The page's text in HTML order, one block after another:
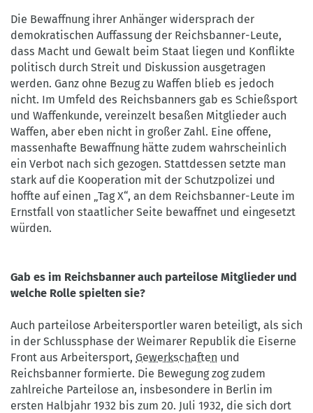
Die Bewaffnung ihrer Anhänger widersprach der
demokratischen Auffassung der Reichsbanner-Leute,
dass Macht und Gewalt beim Staat liegen und Konflikte
politisch durch Streit und Diskussion ausgetragen
werden. Ganz ohne Bezug zu Waffen blieb es jedoch
nicht. Im Umfeld des Reichsbanners gab es Schießsport
und Waffenkunde, vereinzelt besaßen Mitglieder auch
Waffen, aber eben nicht in großer Zahl. Eine offene,
massenhafte Bewaffnung hätte zudem wahrscheinlich
ein Verbot nach sich gezogen. Stattdessen setzte man
stark auf die Kooperation mit der Schutzpolizei und
hoffte auf einen „Tag X“, an dem Reichsbanner-Leute im
Ernstfall von staatlicher Seite bewaffnet und eingesetzt
würden.
Gab es im Reichsbanner auch parteilose Mitglieder und
welche Rolle spielten sie?
Auch parteilose Arbeitersportler waren beteiligt, als sich
in der Schlussphase der Weimarer Republik die Eiserne
Front aus Arbeitersport, Gewerkschaften und
Reichsbanner formierte. Die Bewegung zog zudem
zahlreiche Parteilose an, insbesondere in Berlin im
ersten Halbjahr 1932 bis zum 20. Juli 1932, die sich dort